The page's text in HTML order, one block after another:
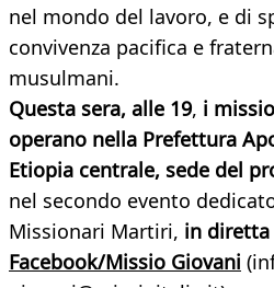
nel mondo del lavoro, e di
convivenza pacifica e
musulmani.
Questa sera, alle 19, i
operano nella Prefettura
Etiopia centrale, sede del
nel secondo evento
Missionari Martiri, in diretta
Facebook/Missio Giovani